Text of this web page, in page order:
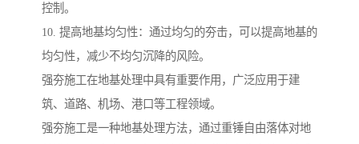
控制。
10. 提高地基均匀性：通过均匀的夯击，可以提高地基的
均匀性，减少不均匀沉降的风险。
强夯施工在地基处理中具有重要作用，广泛应用于建
筑、道路、机场、港口等工程领域。
强夯施工是一种地基处理方法，通过重锤自由落体对地